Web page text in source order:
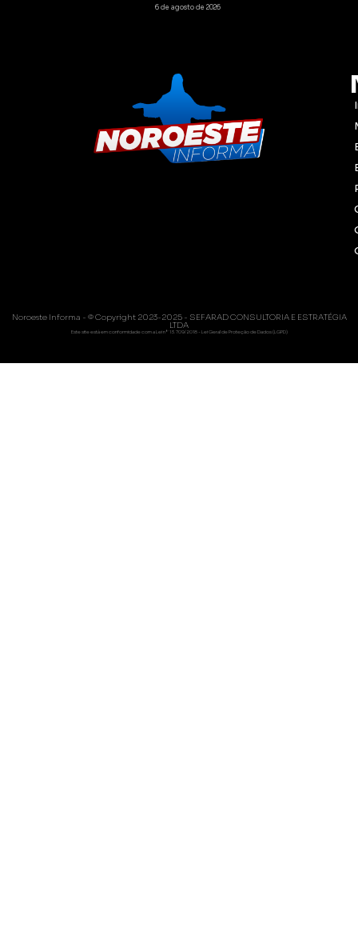
6 de agosto de 2026
Noroeste Informa - © Copyright 2023-2025 - SEFARAD CONSULTORIA E ESTRATÉGIA
LTDA
Este site está em conformidade com a Lei nº 13.709/2018 - Lei Geral de Proteção de Dados (LGPD)